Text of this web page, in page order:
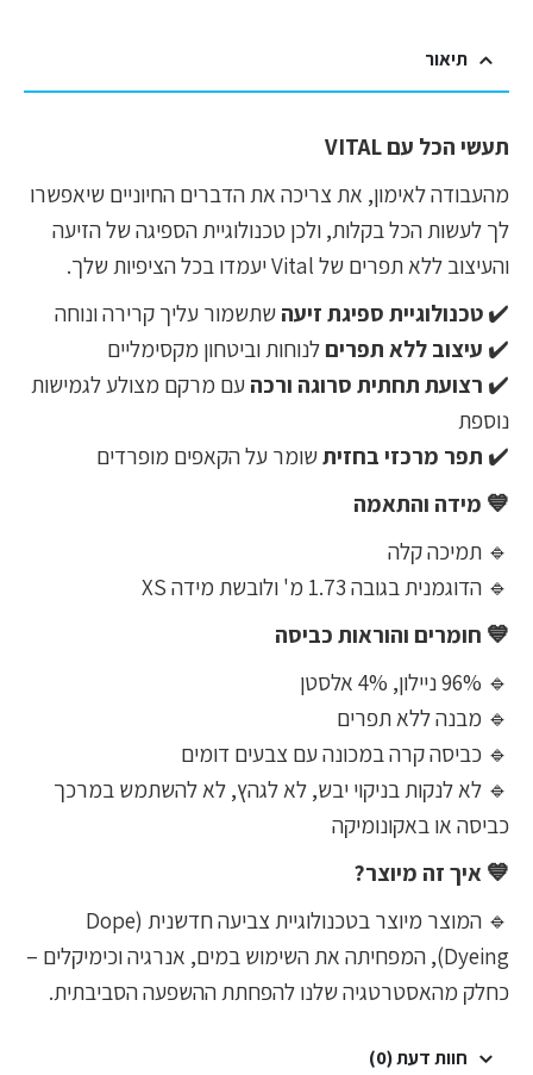
תיאור
תעשי הכל עם VITAL
מהעבודה לאימון, את צריכה את הדברים החיוניים שיאפשרו
לך לעשות הכל בקלות, ולכן טכנולוגיית הספיגה של הזיעה
והעיצוב ללא תפרים של Vital יעמדו בכל הציפיות שלך.
✔️טכנולוגיית ספיגת זיעהשתשמור עליך קרירה ונוחה
✔️ עיצוב ללא תפריםלנוחות וביטחון מקסימליים
✔️ רצועת תחתית סרוגה ורכהעם מרקם מצולע לגמישות
נוספת
✔️ תפר מרכזי בחזיתשומר על הקאפים מופרדים
💙 מידה והתאמה
🔹 תמיכה קלה
🔹 הדוגמנית בגובה 1.73 מ' ולובשת מידה XS
💙 חומרים והוראות כביסה
🔹 96% ניילון, 4% אלסטן
🔹 מבנה ללא תפרים
🔹 כביסה קרה במכונה עם צבעים דומים
🔹 לא לנקות בניקוי יבש, לא לגהץ, לא להשתמש במרכך
כביסה או באקונומיקה
💙 איך זה מיוצר?
🔹 המוצר מיוצר בטכנולוגיית צביעה חדשנית (Dope
Dyeing), המפחיתה את השימוש במים, אנרגיה וכימיקלים –
כחלק מהאסטרטגיה שלנו להפחתת ההשפעה הסביבתית.
חוות דעת (0)